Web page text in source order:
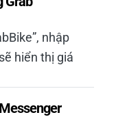
nhập
hiển thị giá